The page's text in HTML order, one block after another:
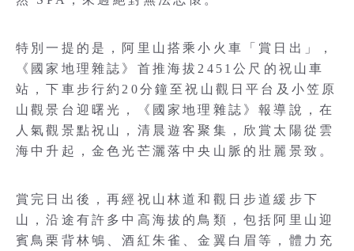
特別一提的是，阿里山搭乘小火車「賞日出」，
《國家地理雜誌》首推海拔2451公尺的祝山車
站，下車步行約20分鐘至祝山觀日平台及小笠原
山觀景台迎曙光，《國家地理雜誌》報導說，在
人氣觀景點祝山，清晨遊客聚集，欣賞太陽從雲
海中升起，金色光芒灑落中央山脈的壯麗景致。
賞完日出後，再經祝山林道和觀日步道緩步下
山，沿途有許多中高海拔的鳥類，包括阿里山迎
賓鳥栗背林鴝、酒紅朱雀、金翼白眉等，體力充